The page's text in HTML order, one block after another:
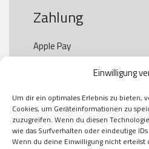
Einwilligung
Um dir ein optimales Erlebnis zu bieten,
Cookies, um Geräteinformationen zu
zuzugreifen. Wenn du diesen
wie das Surfverhalten oder eindeutige
Wenn du deine Einwilligung nicht erteilst
Zahlung
Apple Pay
Paypal
Kauf auf Rechung
Klarna
American Express